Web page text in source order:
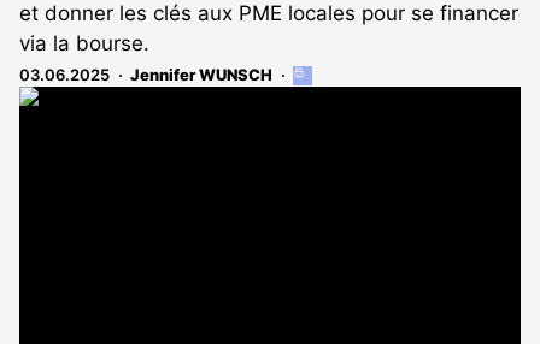
et donner les clés aux PME locales pour se financer
via la bourse.
03.06.2025 Jennifer WUNSCH
Cet